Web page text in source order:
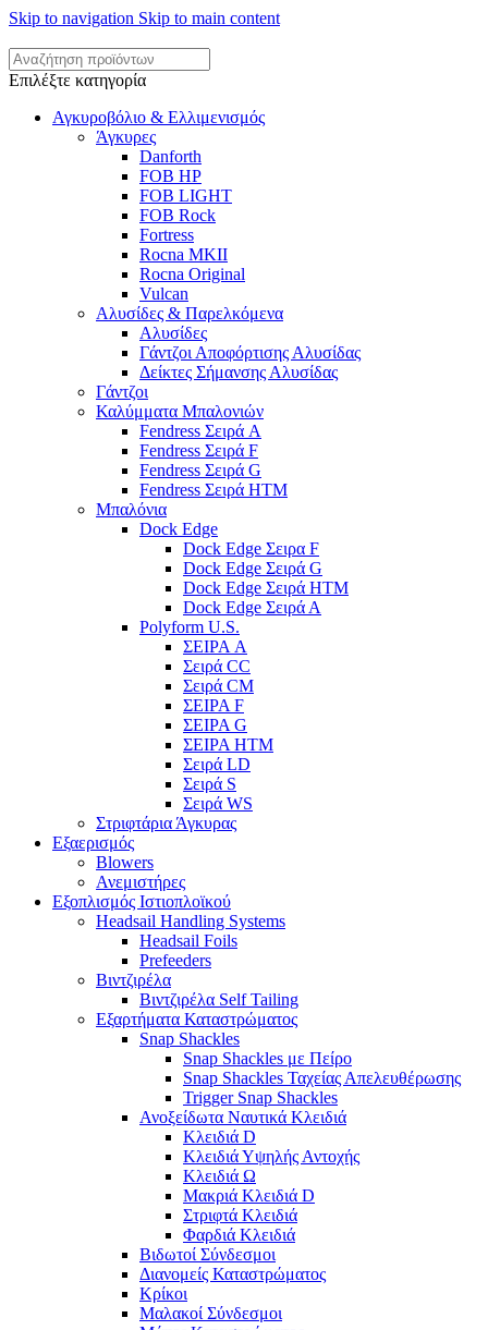
Skip to navigation Skip to main content
Επιλέξτε κατηγορία
Αγκυροβόλιο & Ελλιμενισμός
Άγκυρες
Danforth
FOB HP
FOB LIGHT
FOB Rock
Fortress
Rocna MKII
Rocna Original
Vulcan
Αλυσίδες & Παρελκόμενα
Αλυσίδες
Γάντζοι Αποφόρτισης Αλυσίδας
Δείκτες Σήμανσης Αλυσίδας
Γάντζοι
Καλύμματα Μπαλονιών
Fendress Σειρά A
Fendress Σειρά F
Fendress Σειρά G
Fendress Σειρά HTM
Μπαλόνια
Dock Edge
Dock Edge Σειρα F
Dock Edge Σειρά G
Dock Edge Σειρά HTM
Dock Edge Σειρά Α
Polyform U.S.
ΣΕΙΡΑ A
Σειρά CC
Σειρά CM
ΣΕΙΡΑ F
ΣΕΙΡΑ G
ΣΕΙΡΑ HTM
Σειρά LD
Σειρά S
Σειρά WS
Στριφτάρια Άγκυρας
Εξαερισμός
Blowers
Ανεμιστήρες
Εξοπλισμός Ιστιοπλοϊκού
Headsail Handling Systems
Headsail Foils
Prefeeders
Βιντζιρέλα
Βιντζιρέλα Self Tailing
Εξαρτήματα Καταστρώματος
Snap Shackles
Snap Shackles με Πείρο
Snap Shackles Ταχείας Απελευθέρωσης
Trigger Snap Shackles
Ανοξείδωτα Ναυτικά Κλειδιά
Κλειδιά D
Κλειδιά Υψηλής Αντοχής
Κλειδιά Ω
Μακριά Κλειδιά D
Στριφτά Κλειδιά
Φαρδιά Κλειδιά
Βιδωτοί Σύνδεσμοι
Διανομείς Καταστρώματος
Κρίκοι
Μαλακοί Σύνδεσμοι